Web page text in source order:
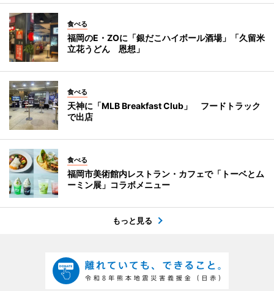
食べる
福岡のE・ZOに「銀だこハイボール酒場」「久留米
立花うどん 恩想」
食べる
天神に「MLB Breakfast Club」 フードトラック
で出店
食べる
福岡市美術館内レストラン・カフェで「トーベとム
ーミン展」コラボメニュー
もっと見る